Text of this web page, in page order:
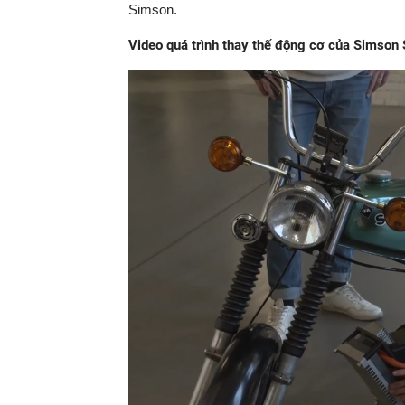
Simson.
Video quá trình thay thế động cơ của Simson